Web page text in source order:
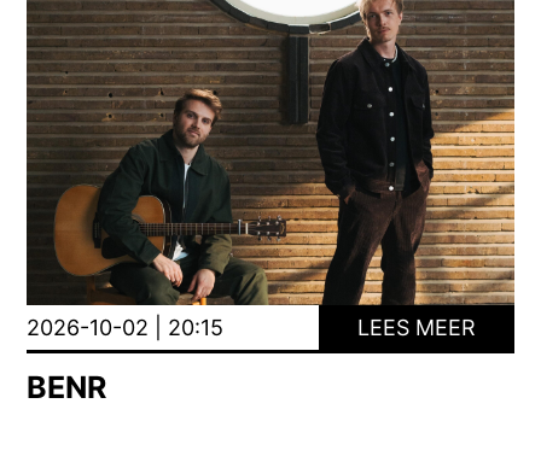
2026-10-02 | 20:15 LEES MEER
BENR